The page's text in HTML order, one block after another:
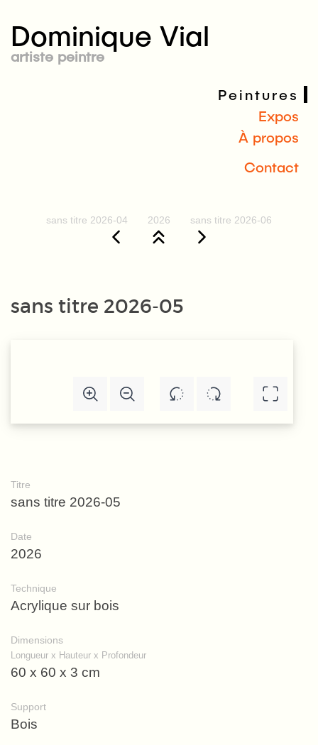
Dominique Vial
artiste peintre
Peintures
Expos
À propos
Contact
sans titre 2026-04 2026 sans titre 2026-06
sans titre 2026-05
Titre
sans titre 2026-05
Date
2026
Technique
Acrylique sur bois
Dimensions
Longueur x Hauteur x Profondeur
60 x 60 x 3 cm
Support
Bois